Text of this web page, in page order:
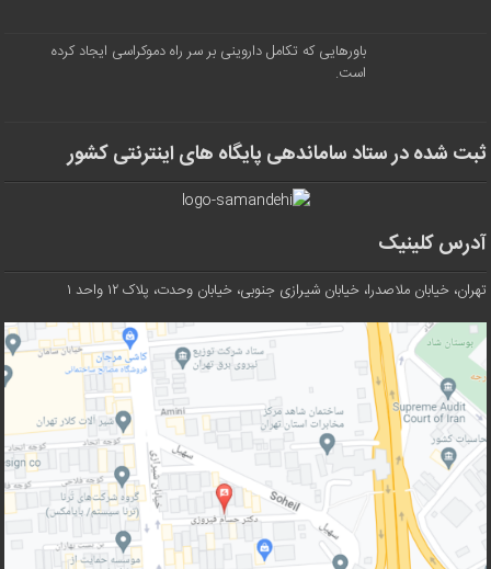
باورهایی که تکامل داروینی بر سر راه دموکراسی ایجاد کرده
است.
ثبت شده در ستاد ساماندهی پایگاه های اینترنتی کشور
آدرس کلینیک
تهران، خیابان ملاصدرا، خیابان شیرازی جنوبی، خیابان وحدت، پلاک ۱۲ واحد ۱